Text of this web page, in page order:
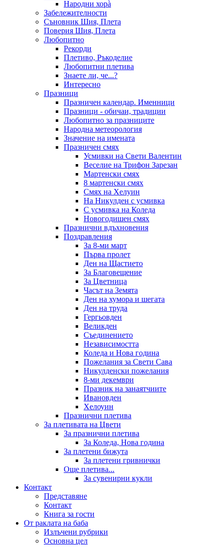
Народни хорà
Забележителности
Съновник Шия, Плета
Поверия Шия, Плета
Любопитно
Рекорди
Плетиво, Ръкоделие
Любопитни плетива
Знаете ли, че...?
Интересно
Празници
Празничен календар. Именници
Празници - обичаи, традиции
Любопитно за празниците
Народна метеорология
Значение на имената
Празничен смях
Усмивки на Свети Валентин
Веселие на Трифон Зарезан
Мартенски смях
8 мартенски смях
Смях на Хелуин
На Никулден с усмивка
С усмивка на Коледа
Новогодишен смях
Празнични вдъхновения
Поздравления
За 8-ми март
Първа пролет
Ден на Щастието
За Благовещение
За Цветница
Часът на Земята
Ден на хумора и шегата
Ден на труда
Гергьовден
Великден
Съединението
Независимостта
Коледа и Нова година
Пожелания за Свети Сава
Никулденски пожелания
8-ми декември
Празник на занаятчиите
Ивановден
Хелоуин
Празнични плетива
За плетивата на Цвети
За празнични плетива
За Коледа, Нова година
За плетени бижута
За плетени гривнички
Още плетива...
За сувенирни кукли
Контакт
Представяне
Контакт
Книга за гости
От раклата на баба
Излъчени рубрики
Основна цел